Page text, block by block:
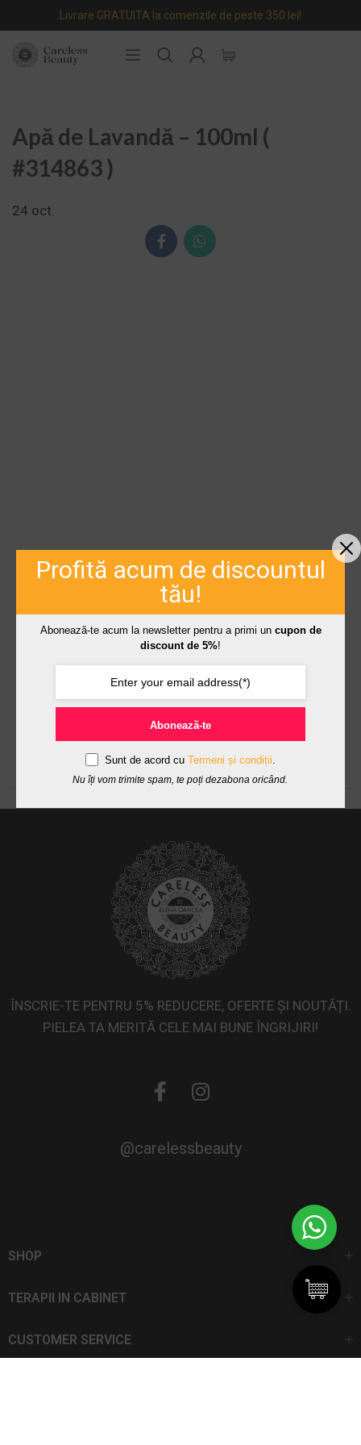
Livrare GRATUITA la comenzile de peste 350 lei!
Apă de Lavandă – 100ml (
#314863 )
24 oct.
ÎNSCRIE-TE PENTRU 5% REDUCERE, OFERTE ȘI NOUTĂȚI.
PIELEA TA MERITĂ CELE MAI BUNE ÎNGRIJIRI!
@carelessbeauty
SHOP
TERAPII IN CABINET
CUSTOMER SERVICE
Profită acum de discountul
tău!
Abonează-te acum la newsletter pentru a primi un cupon de
discount de 5%!
Abonează-te
Sunt de acord cu Termeni și condiții.
Nu îți vom trimite spam, te poți dezabona oricând.